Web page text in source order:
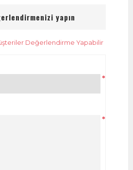
yapın
Değerlendirme Yapabilir
*
*